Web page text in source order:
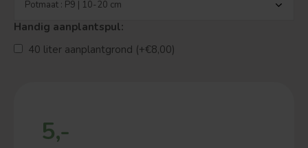
Handig aanplantspul:
40 liter aanplantgrond (+€8,00)
5,-